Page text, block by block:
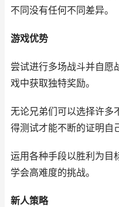
不同没有任何不同差异。
游戏优势
尝试进行多场战斗并自愿
戏中获取独特奖励。
无论兄弟们可以选择许多
得测试才能不断的证明自
运用各种手段以胜利为目
学会高难度的挑战。
新人策略